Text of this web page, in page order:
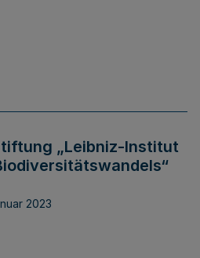
„Leibniz-Institut
2023